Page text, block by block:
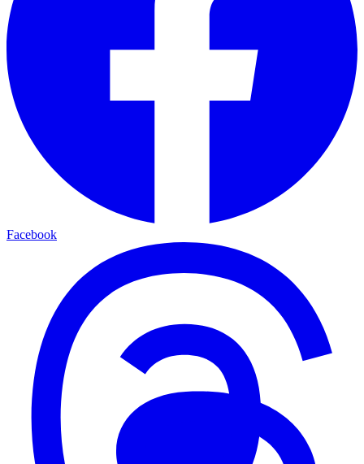
Facebook